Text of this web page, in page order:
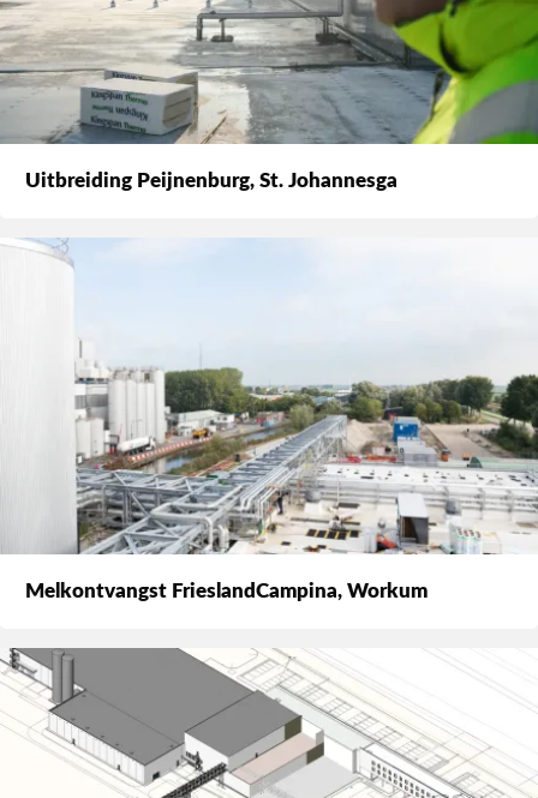
Uitbreiding Peijnenburg, St. Johannesga
Melkontvangst FrieslandCampina, Workum